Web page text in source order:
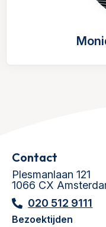
Contact
Plesmanlaan 121
1066 CX
020 512 9111
Bezoektijden